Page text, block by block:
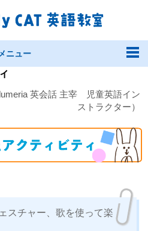
ニュー
英会話 主宰 児童英語イン
ストラクター）
スチャー、歌を使って楽